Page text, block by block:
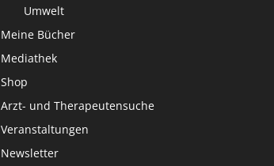
Umwelt
Meine Bücher
Mediathek
Shop
Arzt- und Therapeutensuche
Veranstaltungen
Newsletter